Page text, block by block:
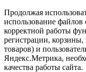
Продолжая
использование файлов
корректной работы
регистрации, корзины,
товаров) и
Яндекс.Метрика,
качества работы сайта.